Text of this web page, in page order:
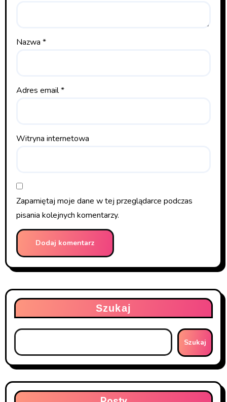
Nazwa*
Adres email*
Witryna internetowa
Zapamiętaj moje dane w tej przeglądarce podczas
pisania kolejnych komentarzy.
Szukaj
Szukaj